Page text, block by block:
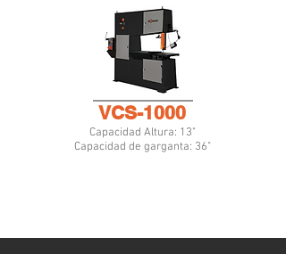
VCS-1000
Capacidad Altura: 13"
Capacidad de garganta: 36"